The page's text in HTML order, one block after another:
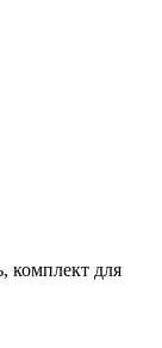
комплект для